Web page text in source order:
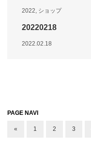
2022 ショップ
20220218
2022.02.18
PAGE NAVI
« 1 2 3